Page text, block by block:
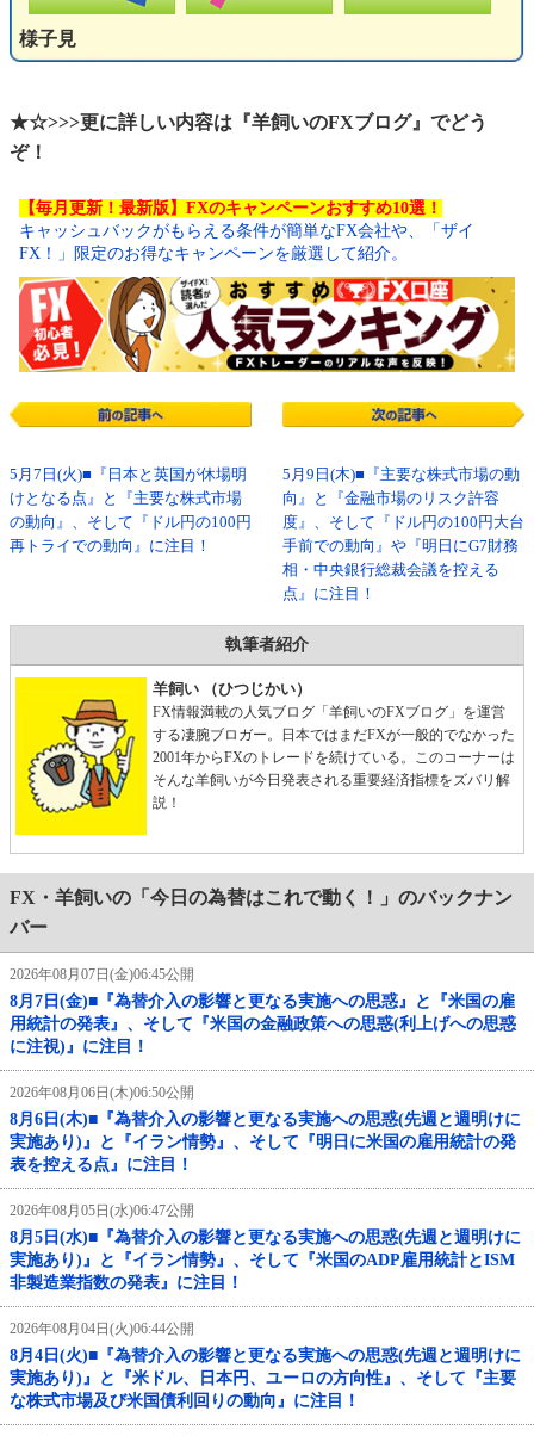
様子見
★☆>>>更に詳しい内容は『羊飼いのFXブログ』でどう
ぞ！
【毎月更新！最新版】FXのキャンペーンおすすめ10選！
キャッシュバックがもらえる条件が簡単なFX会社や、「ザイ
FX！」限定のお得なキャンペーンを厳選して紹介。
5月7日(火)■『日本と英国が休場明
けとなる点』と『主要な株式市場
の動向』、そして『ドル円の100円
再トライでの動向』に注目！
5月9日(木)■『主要な株式市場の動
向』と『金融市場のリスク許容
度』、そして『ドル円の100円大台
手前での動向』や『明日にG7財務
相・中央銀行総裁会議を控える
点』に注目！
執筆者紹介
羊飼い （ひつじかい）
FX情報満載の人気ブログ「羊飼いのFXブログ」を運営
する凄腕ブロガー。日本ではまだFXが一般的でなかった
2001年からFXのトレードを続けている。このコーナーは
そんな羊飼いが今日発表される重要経済指標をズバリ解
説！
FX・羊飼いの「今日の為替はこれで動く！」のバックナン
バー
2026年08月07日(金)06:45公開
8月7日(金)■『為替介入の影響と更なる実施への思惑』と『米国の雇
用統計の発表』、そして『米国の金融政策への思惑(利上げへの思惑
に注視)』に注目！
2026年08月06日(木)06:50公開
8月6日(木)■『為替介入の影響と更なる実施への思惑(先週と週明けに
実施あり)』と『イラン情勢』、そして『明日に米国の雇用統計の発
表を控える点』に注目！
2026年08月05日(水)06:47公開
8月5日(水)■『為替介入の影響と更なる実施への思惑(先週と週明けに
実施あり)』と『イラン情勢』、そして『米国のADP雇用統計とISM
非製造業指数の発表』に注目！
2026年08月04日(火)06:44公開
8月4日(火)■『為替介入の影響と更なる実施への思惑(先週と週明けに
実施あり)』と『米ドル、日本円、ユーロの方向性』、そして『主要
な株式市場及び米国債利回りの動向』に注目！